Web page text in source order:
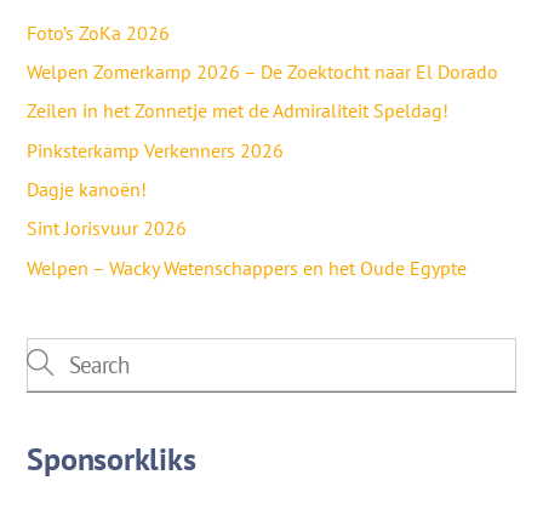
Foto’s ZoKa 2026
Welpen Zomerkamp 2026 – De Zoektocht naar El Dorado
Zeilen in het Zonnetje met de Admiraliteit Speldag!
Pinksterkamp Verkenners 2026
Dagje kanoën!
Sint Jorisvuur 2026
Welpen – Wacky Wetenschappers en het Oude Egypte
Sponsorkliks